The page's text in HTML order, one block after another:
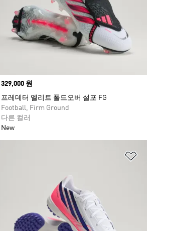
Price
329,000 원
프레데터 엘리트 폴드오버 설포 FG
Football, Firm Ground
다른 컬러
New